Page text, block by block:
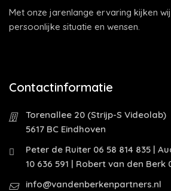
Met onze jarenlange ervaring kijken
persoonlijke situatie en wensen.
Contactinformatie
Torenallee 20 (Strijp-S Videolab)
5617 BC Eindhoven
Peter de Ruiter 06 58 814 835 |
10 636 591 | Robert van den Berk
info@vandenberkenpartners.nl